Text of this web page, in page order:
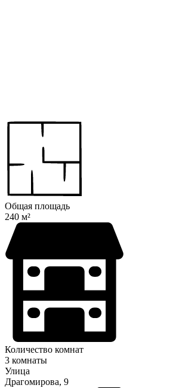
Общая площадь
240 м²
Количество комнат
3 комнаты
Улица
Драгомирова, 9